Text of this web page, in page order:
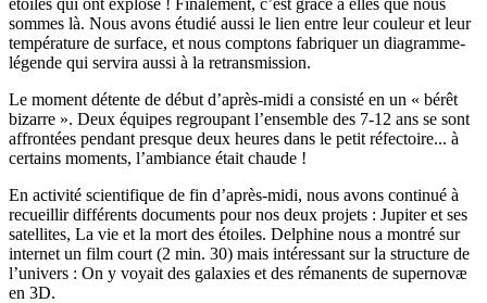
sommes là. Nous avons étudié aussi le lien entre leur couleur et leur
température de surface, et nous comptons fabriquer un diagramme-
légende qui servira aussi à la retransmission.
Le moment détente de début d’après-midi a consisté en un « bérêt
bizarre ». Deux équipes regroupant l’ensemble des 7-12 ans se sont
affrontées pendant presque deux heures dans le petit réfectoire... à
certains moments, l’ambiance était chaude !
En activité scientifique de fin d’après-midi, nous avons continué à
recueillir différents documents pour nos deux projets : Jupiter et ses
satellites, La vie et la mort des étoiles. Delphine nous a montré sur
internet un film court (2 min. 30) mais intéressant sur la structure de
l’univers : On y voyait des galaxies et des rémanents de supernovæ
en 3D.